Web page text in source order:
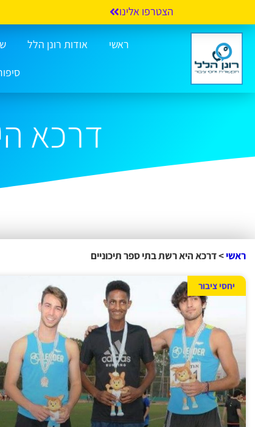
הצטרפו אלינו
ראשי אודות רונן הלל
דרכא
ראשי>דרכא היא רשת בתי ספר תיכוניים
יחסי ציבור